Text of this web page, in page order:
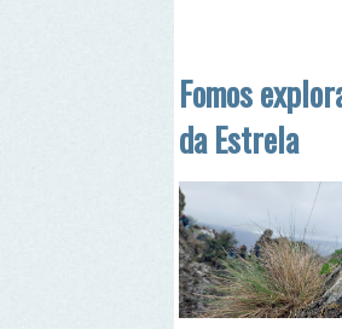
Como já é habitual nas
das atividades
promover o
biodiversidade e a
Manteigas o local
auditório abriram-se,